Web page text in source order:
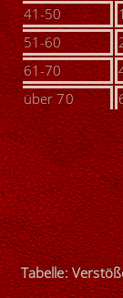
41-50
51-60
61-70
über 70
Tabelle: